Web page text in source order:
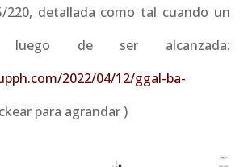
220, detallada como tal cuando un
de ser alcanzada:
2022/04/12/ggal-ba-
para agrandar )